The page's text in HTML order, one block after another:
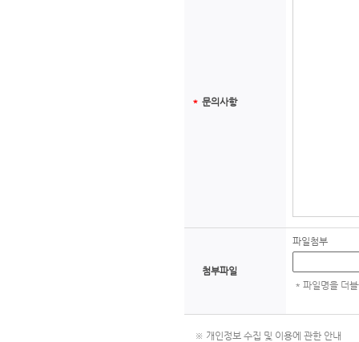
＊ 문의사항
첨부파일
파일첨부
* 파일명을 더
※ 개인정보 수집 및 이용에 관한 안내